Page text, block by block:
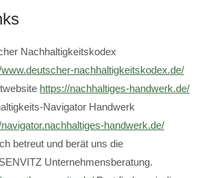
Nachhaltigkeitskodex
nachhaltigkeitskodex.de/
https://nachhaltiges-handwerk.de/
Navigator Handwerk
handwerk.de/
betreut und berät uns die
Unternehmensberatung.